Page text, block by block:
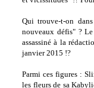
Qui trouve-t-on
nouveaux défis" ?
assassiné à la
janvier 2015 !?
Parmi ces figures :
les fleurs de sa